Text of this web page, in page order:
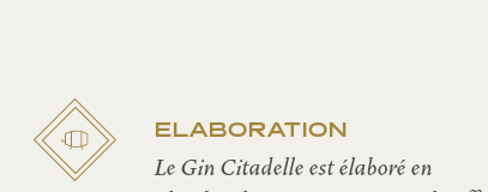
ELABORATION
Le Gin Citadelle est élaboré en